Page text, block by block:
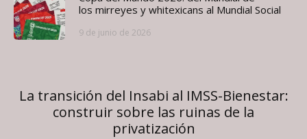
los mirreyes y whitexicans al Mundial Social
9 de junio de 2026
La transición del Insabi al IMSS-Bienestar:
construir sobre las ruinas de la
privatización